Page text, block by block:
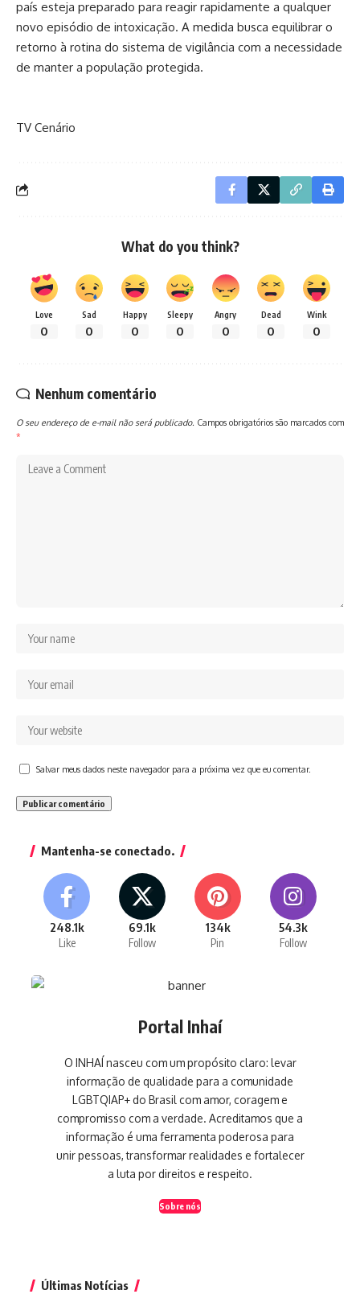
país esteja preparado para reagir rapidamente a qualquer
novo episódio de intoxicação. A medida busca equilibrar o
retorno à rotina do sistema de vigilância com a necessidade
de manter a população protegida.
TV Cenário
What do you think?
Love
0
Sad
0
Happy
0
Sleepy
0
Angry
0
Dead
0
Wink
0
Nenhum comentário
O seu endereço de e-mail não será publicado. Campos obrigatórios são marcados com
*
Salvar meus dados neste navegador para a próxima vez que eu comentar.
Mantenha-se conectado.
248.1k
Like
69.1k
Follow
134k
Pin
54.3k
Follow
Portal Inhaí
O INHAÍ nasceu com um propósito claro: levar
informação de qualidade para a comunidade
LGBTQIAP+ do Brasil com amor, coragem e
compromisso com a verdade. Acreditamos que a
informação é uma ferramenta poderosa para
unir pessoas, transformar realidades e fortalecer
a luta por direitos e respeito.
Sobre nós
Últimas Notícias